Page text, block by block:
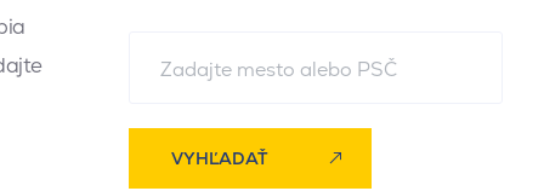
VYHĽADAŤ